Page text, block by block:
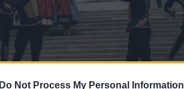
Do Not Process My Personal Information